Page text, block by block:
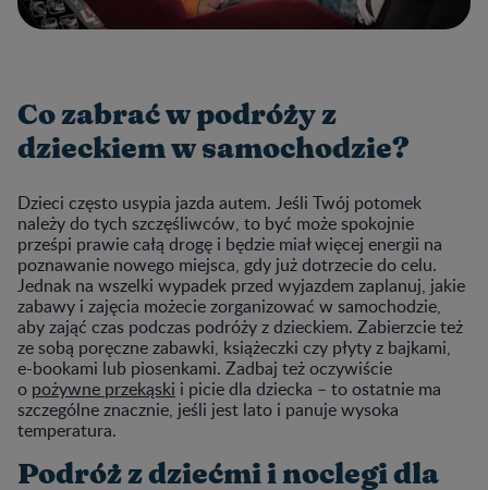
Co zabrać w podróży z
dzieckiem w samochodzie?
Dzieci często usypia jazda autem. Jeśli Twój potomek
należy do tych szczęśliwców, to być może spokojnie
prześpi prawie całą drogę i będzie miał więcej energii na
poznawanie nowego miejsca, gdy już dotrzecie do celu.
Jednak na wszelki wypadek przed wyjazdem zaplanuj, jakie
zabawy i zajęcia możecie zorganizować w samochodzie,
aby zająć czas podczas podróży z dzieckiem. Zabierzcie też
ze sobą poręczne zabawki, książeczki czy płyty z bajkami,
e-bookami lub piosenkami. Zadbaj też oczywiście
o pożywne przekąski i picie dla dziecka – to ostatnie ma
szczególne znacznie, jeśli jest lato i panuje wysoka
temperatura.
Podróż z dziećmi i noclegi dla